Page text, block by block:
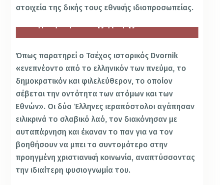
στοιχεία της δικής τους εθνικής ιδιοπροσωπείας.
Όπως παρατηρεί ο Τσέχος ιστορικός Dvornik
«ενεπνέοντο από το ελληνικόν των πνεύμα, το
δημοκρατικόν και φιλελεύθερον, το οποίον
σέβεται την οντότητα των ατόμων και των
Εθνών». Οι δύο Έλληνες ιεραπόστολοι αγάπησαν
ειλικρινά το σλαβικό λαό, τον διακόνησαν με
αυταπάρνηση και έκαναν το παν για να τον
βοηθήσουν να μπει το συντομότερο στην
προηγμένη χριστιανική κοινωνία, αναπτύσσοντας
την ιδιαίτερη φυσιογνωμία του.